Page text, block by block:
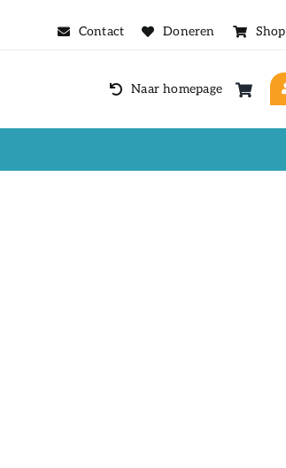
Contact Doneren Shop
Naar homepage